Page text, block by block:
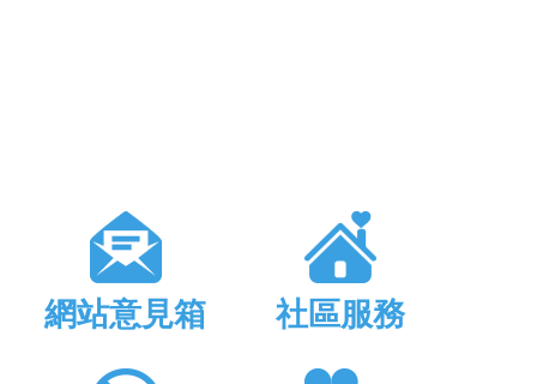
網站意見箱 社區服務